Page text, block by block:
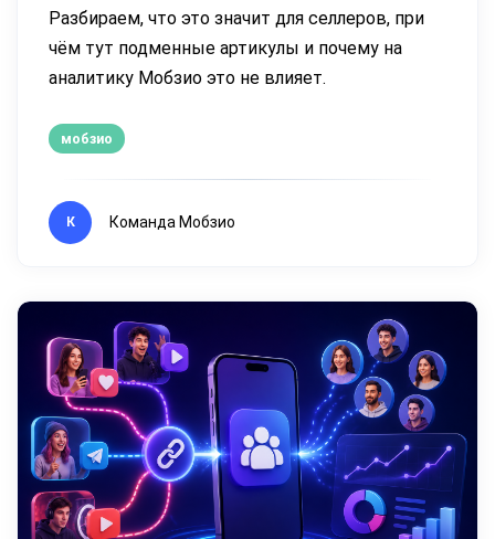
Разбираем, что это значит для селлеров, при
чём тут подменные артикулы и почему на
аналитику Мобзио это не влияет.
мобзио
К Команда Мобзио